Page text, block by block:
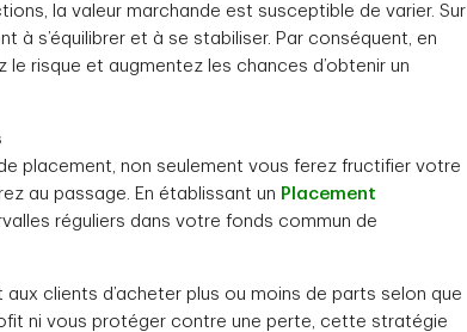
la valeur marchande est susceptible de varier. Sur
s’équilibrer et à se stabiliser. Par conséquent, en
risque et augmentez les chances d’obtenir un
placement, non seulement vous ferez fructifier votre
au passage. En établissant un Placement
réguliers dans votre fonds commun de
clients d’acheter plus ou moins de parts selon que
ni vous protéger contre une perte, cette stratégie